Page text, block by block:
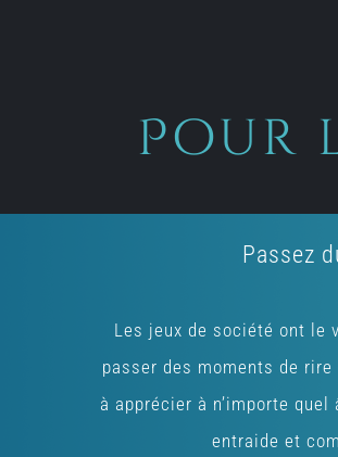
Pour
Passez
Les jeux de société ont le
passer des moments de
à apprécier à n’importe
entraide et